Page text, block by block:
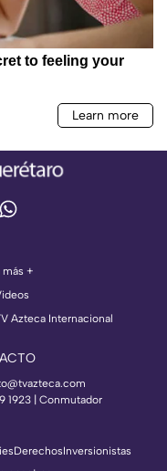
más +
Azteca Internacional
1923 | Conmutador
DerechosInversionistas